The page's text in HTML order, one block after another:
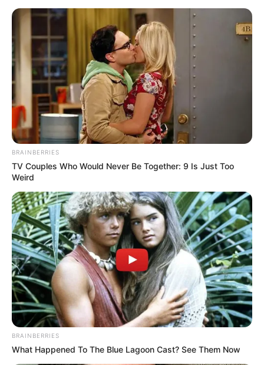
BRAINBERRIES
TV Couples Who Would Never Be Together: 9 Is Just Too
Weird
BRAINBERRIES
What Happened To The Blue Lagoon Cast? See Them Now